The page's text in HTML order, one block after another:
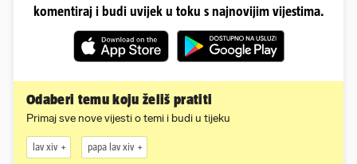
komentiraj i budi uvijek u toku s najnovijim vijestima.
Odaberi temu koju želiš pratiti
Primaj sve nove vijesti o temi i budi u tijeku
lav xiv papa lav xiv